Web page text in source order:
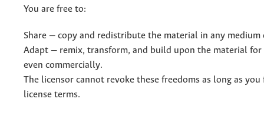
You are free to:
Share — copy and redistribute the material in any
Adapt — remix, transform, and build upon the material for
even commercially.
The licensor cannot revoke these freedoms as long as
license terms.